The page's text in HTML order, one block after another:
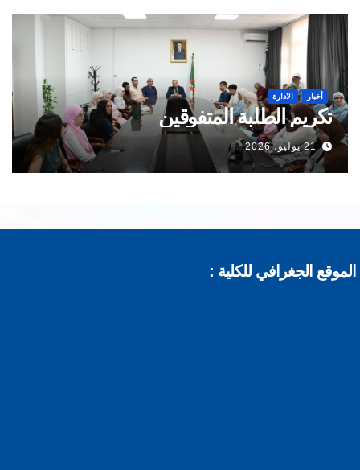
أخبار الادارة
تكريم الطلبة المتفوقين
21 يوليو، 2026
الجغرافي للكلية :